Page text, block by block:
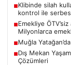
■Klibinde silah
kontrol ile serbest
■Emekliye
Milyonlarca
■Muğla
■Dış Mekan
Çözümleri